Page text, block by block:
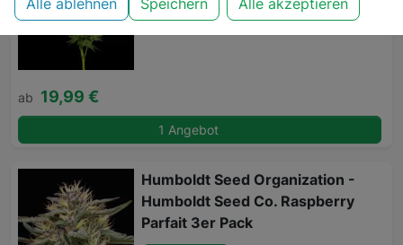
Autoflowering
ab 19,99 €
1 Angebot
Humboldt Seed Organization -
Humboldt Seed Co. Raspberry
Parfait 3er Pack
Alle ablehnen Speichern Alle akzeptieren